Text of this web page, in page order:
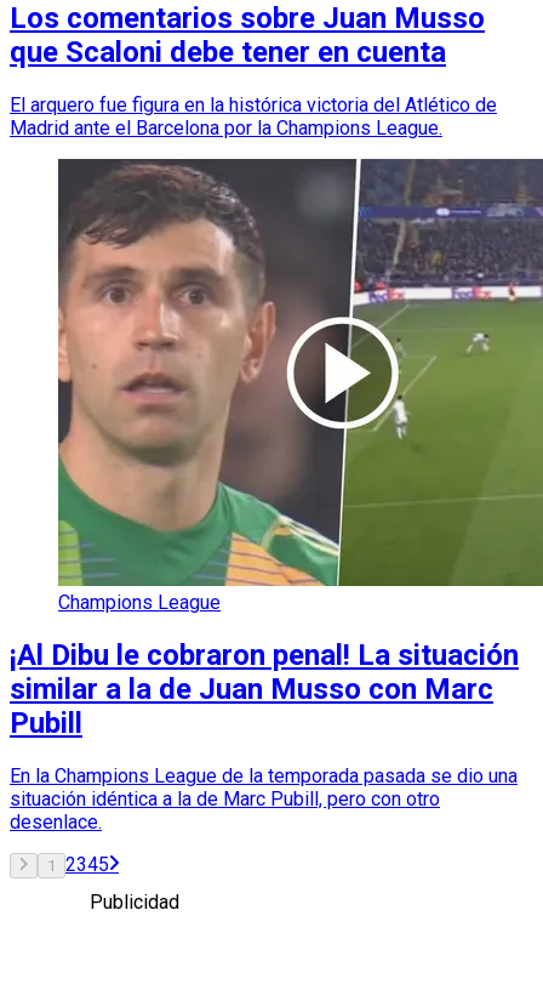
Los comentarios sobre Juan Musso
que Scaloni debe tener en cuenta
El arquero fue figura en la histórica victoria del Atlético de
Madrid ante el Barcelona por la Champions League.
Champions League
¡Al Dibu le cobraron penal! La situación
similar a la de Juan Musso con Marc
Pubill
En la Champions League de la temporada pasada se dio una
situación idéntica a la de Marc Pubill, pero con otro
desenlace.
1 2345
Publicidad